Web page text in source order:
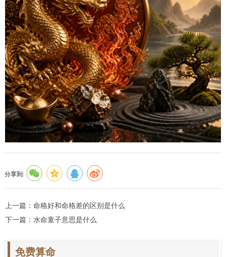
分享到:
上一篇： 命格好和命格差的区别是什么
下一篇： 水命童子意思是什么
免费算命